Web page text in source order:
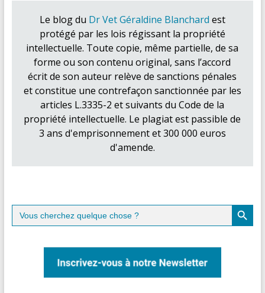
Le blog du Dr Vet Géraldine Blanchard est
protégé par les lois régissant la propriété
intellectuelle. Toute copie, même partielle, de sa
forme ou son contenu original, sans l’accord
écrit de son auteur relève de sanctions pénales
et constitue une contrefaçon sanctionnée par les
articles L.3335-2 et suivants du Code de la
propriété intellectuelle. Le plagiat est passible de
3 ans d'emprisonnement et 300 000 euros
d'amende.
Search
for:
Search Button